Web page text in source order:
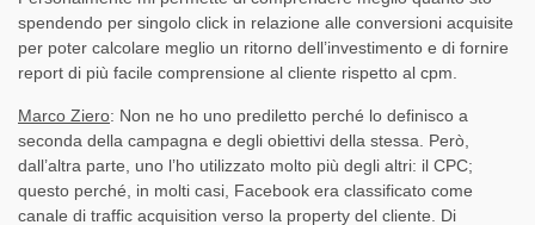
spendendo per singolo click in relazione alle conversioni acquisite
per poter calcolare meglio un ritorno dell’investimento e di fornire
report di più facile comprensione al cliente rispetto al cpm.
Marco Ziero: Non ne ho uno prediletto perché lo definisco a
seconda della campagna e degli obiettivi della stessa. Però,
dall’altra parte, uno l’ho utilizzato molto più degli altri: il CPC;
questo perché, in molti casi, Facebook era classificato come
canale di traffic acquisition verso la property del cliente. Di